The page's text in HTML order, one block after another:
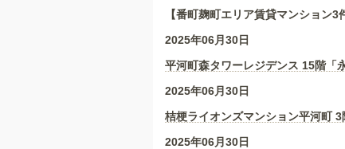
o
o
k
【番町麹町エリア賃貸マンション3
2025年06月30日
平河町森タワーレジデンス 15階「
2025年06月30日
桔梗ライオンズマンション平河町
2025年06月30日